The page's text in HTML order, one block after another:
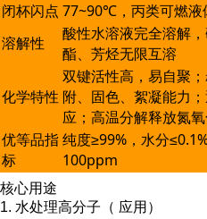
闭杯闪点 77~90℃，丙类可燃液
溶解性
酸性水溶液完全溶解
酯、芳烃无限互溶
化学特性
双键活性高，易自聚
附、固色、絮凝能力
应；高温分解释放氮
优等品指
标
纯度≥99%，水分
100ppm
核心用途
1. 水处理高分子（ 应用）